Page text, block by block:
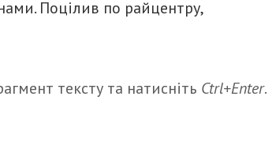
Поцілив по райцентру,
тексту та натисніть Ctrl+Enter.